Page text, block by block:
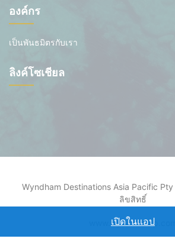
องค์กร
เป็นพันธมิตรกับเรา
ลิงค์โซเชียล
Wyndham Destinations Asia Pacific
ลิขสิทธิ์
www.wyndhamap.com
เปิดในแอป